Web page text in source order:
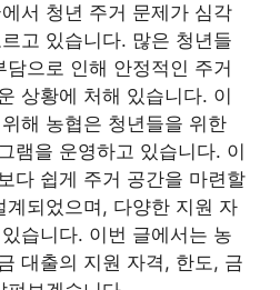
서 청년 주거 문제가 심각
고 있습니다. 많은 청년들
으로 인해 안정적인 주거
상황에 처해 있습니다. 이
해 농협은 청년들을 위한
램을 운영하고 있습니다. 이
다 쉽게 주거 공간을 마련할
계되었으며, 다양한 지원 자
습니다. 이번 글에서는 농
대출의 지원 자격, 한도, 금